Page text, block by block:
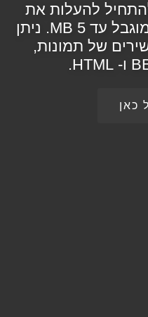
להעלות את
התמונות שלכם עכשיו! מוגבל עד 5 MB. ניתן
של תמונות,
כאן